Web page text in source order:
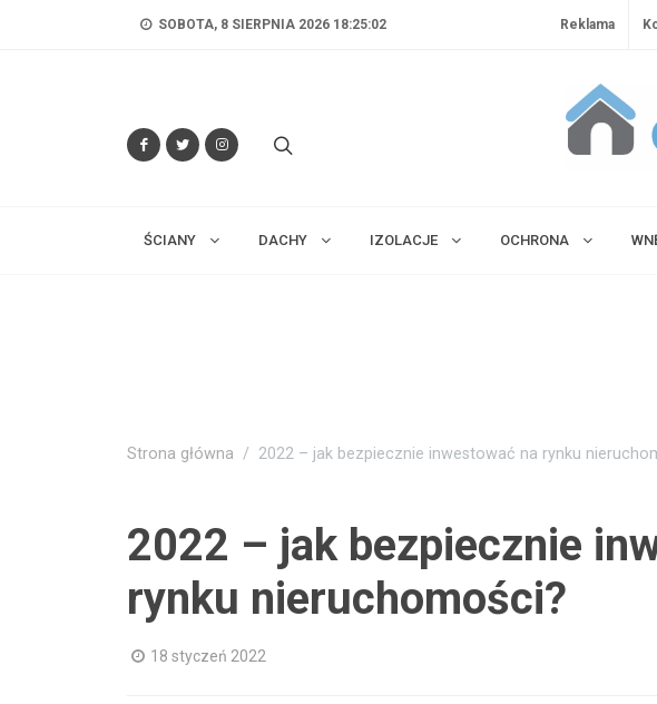
SOBOTA, 8 SIERPNIA 2026 18:25:04 Reklama
ŚCIANY DACHY IZOLACJE OCHRONA
Strona główna 2022 – jak bezpiecznie inwestować na rynku
2022 – jak bezpiecznie
rynku nieruchomości?
18 styczeń 2022